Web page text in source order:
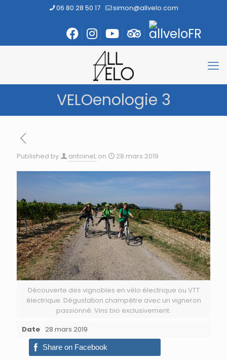
06 80 28 50 17 simon@allvelo.com
VELOenologie 3
Published by antoineL on 28 mars 2019
Découverte des vignobles en vélo électrique ou VTT
électrique. Dégustation champêtre avec un vigneron
passionné. Vins bio exclusivement.
Date 28 mars 2019
Share on Facebook